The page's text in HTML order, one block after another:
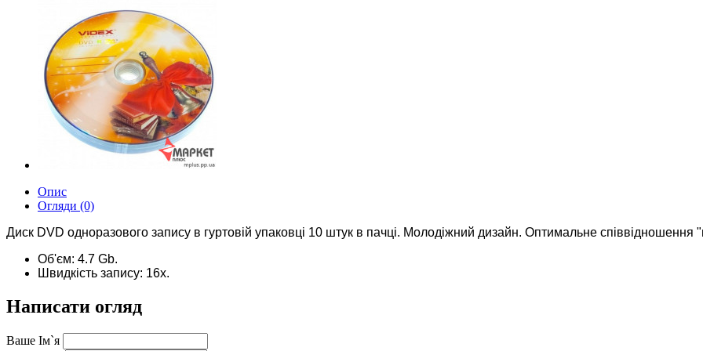
Опис
Огляди (0)
Диск DVD одноразового запису в гуртовій упаковці 10 штук в пачці. Молодіжний дизайн. Оптимальне співвідношення
Об'єм: 4.7 Gb.
Швидкість запису: 16х.
Написати огляд
Ваше Ім`я